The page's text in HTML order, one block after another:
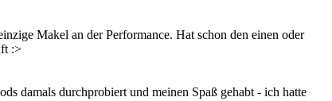
Makel an der Performance. Hat schon den einen oder
:>
damals durchprobiert und meinen Spaß gehabt - ich hatte